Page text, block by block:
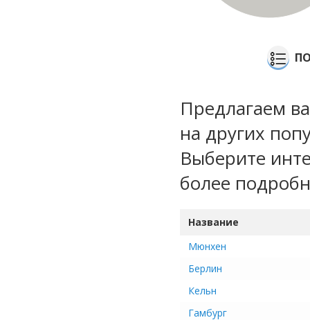
Предлагаем
на других
Выберите
более
Название
Мюнхен
Берлин
Кельн
Гамбург